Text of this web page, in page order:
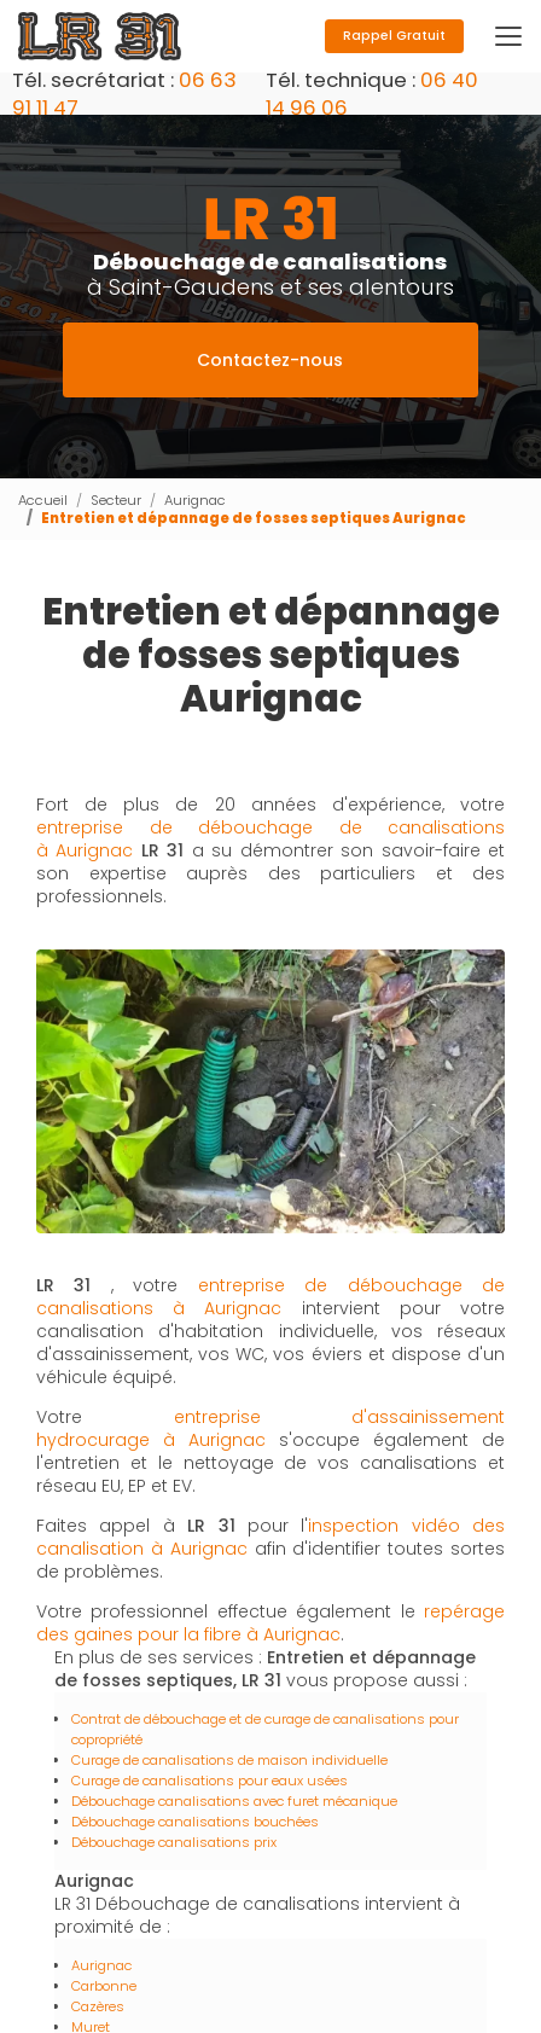
Aller
au
contenu
principal
Tél. secrétariat : 06 63
91 11 47
Tél. technique : 06 40
14 96 06
Rappel Gratuit
Débouchage de canalisations
à Saint-Gaudens et ses alentours
Contactez-nous
Accueil Secteur
Aurignac
Entretien et dépannage de fosses septiques Aurignac
Entretien et dépannage
de fosses septiques
Aurignac
Fort de plus de 20 années d'expérience, votre
entreprise de débouchage de canalisations
à Aurignac LR 31 a su démontrer son savoir-faire et
son expertise auprès des particuliers et des
professionnels.
LR 31 , votre entreprise de débouchage de
canalisations à Aurignac intervient pour votre
canalisation d'habitation individuelle, vos réseaux
d'assainissement, vos WC, vos éviers et dispose d'un
véhicule équipé.
Votre entreprise d'assainissement
hydrocurage à Aurignac s'occupe également de
l'entretien et le nettoyage de vos canalisations et
réseau EU, EP et EV.
Faites appel à LR 31 pour l'inspection vidéo des
canalisation à Aurignac afin d'identifier toutes sortes
de problèmes.
Votre professionnel effectue également le repérage
des gaines pour la fibre à Aurignac.
En plus de ses services : Entretien et dépannage
de fosses septiques, LR 31 vous propose aussi :
Contrat de débouchage et de curage de canalisations pour
copropriété
Curage de canalisations de maison individuelle
Curage de canalisations pour eaux usées
Débouchage canalisations avec furet mécanique
Débouchage canalisations bouchées
Débouchage canalisations prix
Aurignac
LR 31 Débouchage de canalisations intervient à
proximité de :
Aurignac
Carbonne
Cazères
Muret